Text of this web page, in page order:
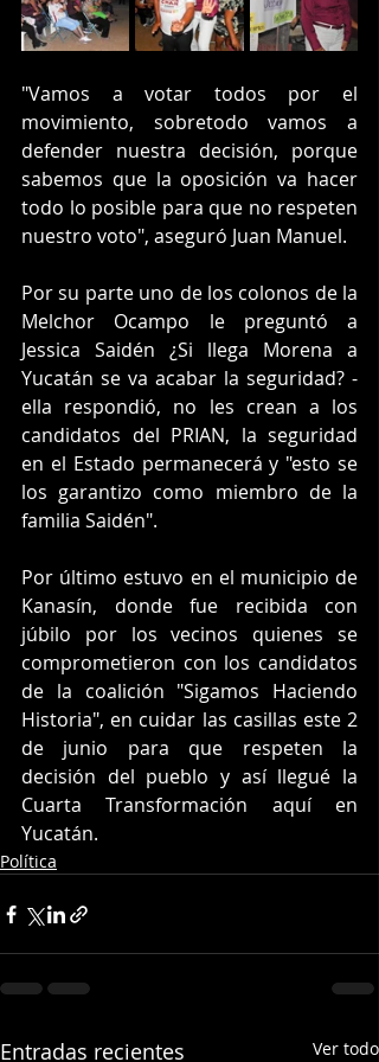
"Vamos a votar todos por el
movimiento, sobretodo vamos a
defender nuestra decisión, porque
sabemos que la oposición va hacer
todo lo posible para que no respeten
nuestro voto", aseguró Juan Manuel.
Por su parte uno de los colonos de la
Melchor Ocampo le preguntó a
Jessica Saidén ¿Si llega Morena a
Yucatán se va acabar la seguridad? -
ella respondió, no les crean a los
candidatos del PRIAN, la seguridad
en el Estado permanecerá y "esto se
los garantizo como miembro de la
familia Saidén".
Por último estuvo en el municipio de
Kanasín, donde fue recibida con
júbilo por los vecinos quienes se
comprometieron con los candidatos
de la coalición "Sigamos Haciendo
Historia", en cuidar las casillas este 2
de junio para que respeten la
decisión del pueblo y así llegué la
Cuarta Transformación aquí en
Yucatán.
Política
Entradas recientes Ver todo